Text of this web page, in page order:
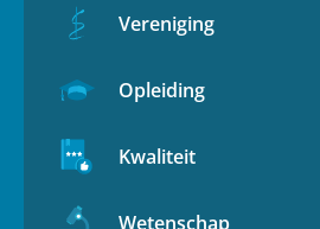
Vereniging
Opleiding
Kwaliteit
Wetenschap